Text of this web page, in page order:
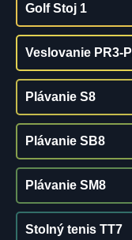
Golf Stoj 1
Veslovanie PR3-PI
Plávanie S8
Plávanie SB8
Plávanie SM8
Stolný tenis TT7